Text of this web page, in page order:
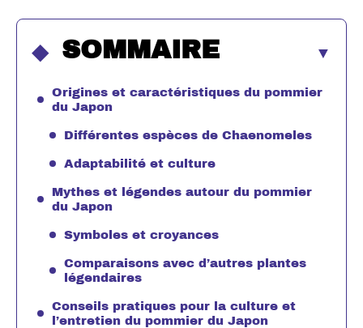
SOMMAIRE
Origines et caractéristiques du pommier
du Japon
Différentes espèces de Chaenomeles
Adaptabilité et culture
Mythes et légendes autour du pommier
du Japon
Symboles et croyances
Comparaisons avec d’autres plantes
légendaires
Conseils pratiques pour la culture et
l’entretien du pommier du Japon